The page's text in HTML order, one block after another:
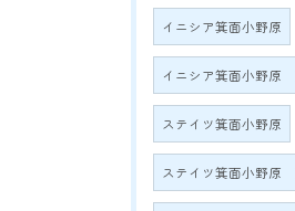
イニシア箕面小野原
イニシア箕面小野原
ステイツ箕面小野原
ステイツ箕面小野原